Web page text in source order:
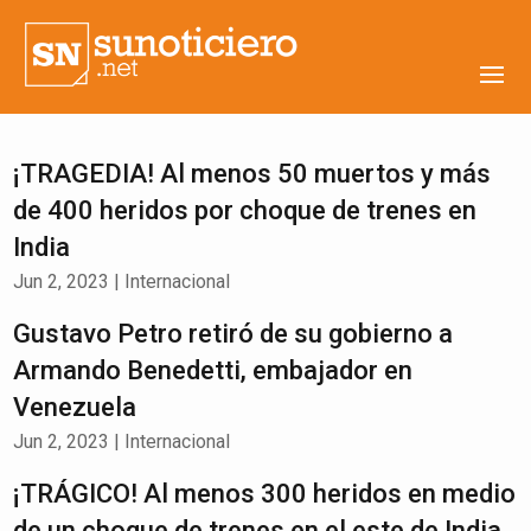
¡TRAGEDIA! Al menos 50 muertos y más
de 400 heridos por choque de trenes en
India
Jun 2, 2023 | Internacional
Gustavo Petro retiró de su gobierno a
Armando Benedetti, embajador en
Venezuela
Jun 2, 2023 | Internacional
¡TRÁGICO! Al menos 300 heridos en medio